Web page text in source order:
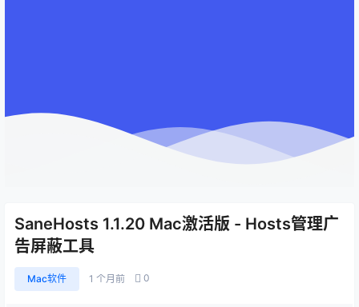
SaneHosts 1.1.20 Mac激活版 - Hosts管理广
告屏蔽工具
Mac软件 1 个月前 0